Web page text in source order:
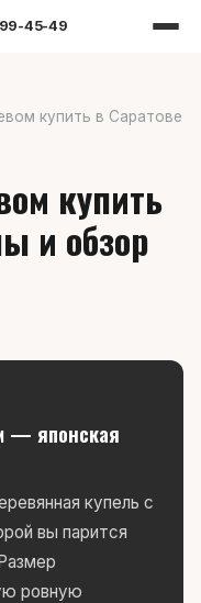
45-49
купить в Саратове
купить
и обзор
— японская
купель с
вы парится
ровную